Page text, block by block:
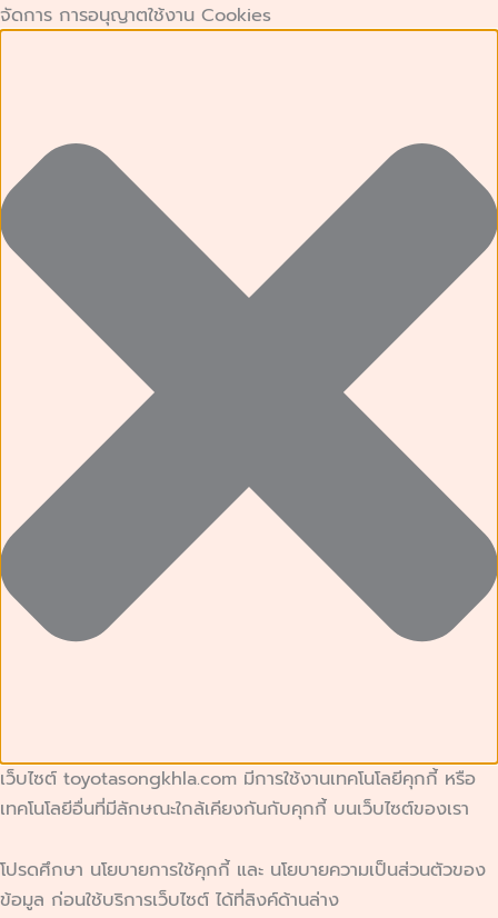
จัดการ การอนุญาตใช้งาน Cookies
เว็บไซต์ toyotasongkhla.com มีการใช้งานเทคโนโลยีคุกกี้ หรือ
เทคโนโลยีอื่นที่มีลักษณะใกล้เคียงกันกับคุกกี้ บนเว็บไซต์ของเรา
โปรดศึกษา นโยบายการใช้คุกกี้ และ นโยบายความเป็นส่วนตัวของ
ข้อมูล ก่อนใช้บริการเว็บไซต์ ได้ที่ลิงค์ด้านล่าง
คุกกี้
ที่
Preferences
คุกกี้
เก็บ
คุกกี้
การ
Skip